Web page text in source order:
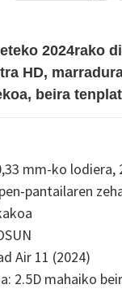
2024rako
HD,
beira
mm-ko lodiera,
pantailaren
Air 11 (2024)
2.5D mahaiko